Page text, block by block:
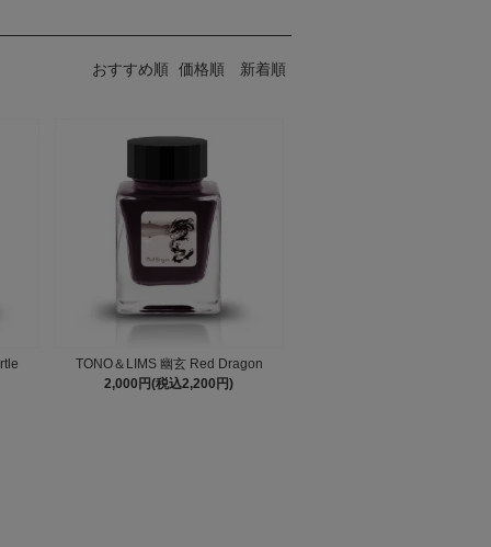
おすすめ順 価格順 新着順
TONO＆LIMS 幽玄 Red Dragon
2,000円(税込2,200円)